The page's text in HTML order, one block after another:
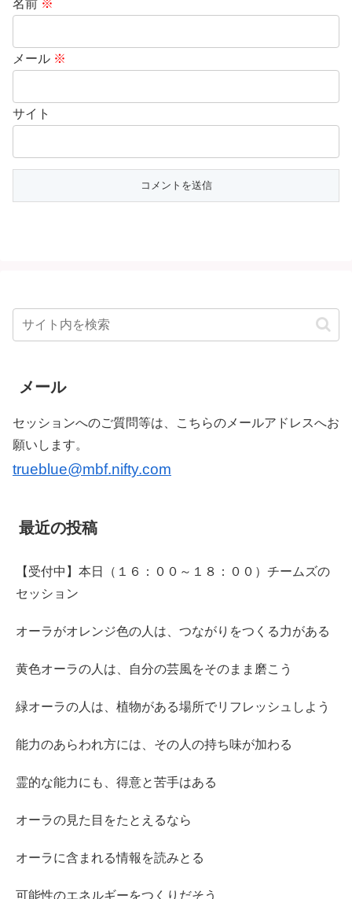
名前 ※
メール ※
サイト
メール
セッションへのご質問等は、こちらのメールアドレスへお
願いします。
trueblue@mbf.nifty.com
最近の投稿
【受付中】本日（１６：００～１８：００）チームズの
セッション
オーラがオレンジ色の人は、つながりをつくる力がある
黄色オーラの人は、自分の芸風をそのまま磨こう
緑オーラの人は、植物がある場所でリフレッシュしよう
能力のあらわれ方には、その人の持ち味が加わる
霊的な能力にも、得意と苦手はある
オーラの見た目をたとえるなら
オーラに含まれる情報を読みとる
可能性のエネルギーをつくりだそう